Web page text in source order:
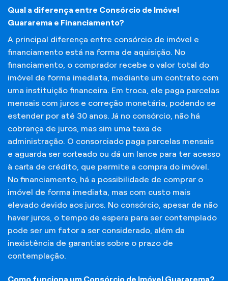
Qual a diferença entre Consórcio de Imóvel
Guararema e Financiamento?
A principal diferença entre consórcio de imóvel e
financiamento está na forma de aquisição. No
financiamento, o comprador recebe o valor total do
imóvel de forma imediata, mediante um contrato com
uma instituição financeira. Em troca, ele paga parcelas
mensais com juros e correção monetária, podendo se
estender por até 30 anos. Já no consórcio, não há
cobrança de juros, mas sim uma taxa de
administração. O consorciado paga parcelas mensais
e aguarda ser sorteado ou dá um lance para ter acesso
à carta de crédito, que permite a compra do imóvel.
No financiamento, há a possibilidade de comprar o
imóvel de forma imediata, mas com custo mais
elevado devido aos juros. No consórcio, apesar de não
haver juros, o tempo de espera para ser contemplado
pode ser um fator a ser considerado, além da
inexistência de garantias sobre o prazo de
contemplação.